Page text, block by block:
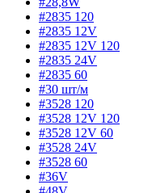
#2835 120
#2835 12V
#2835 12V 120
#2835 24V
#2835 60
#30 шт/м
#3528 120
#3528 12V 120
#3528 12V 60
#3528 24V
#3528 60
#36V